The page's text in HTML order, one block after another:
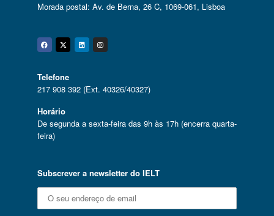
Morada postal: Av. de Berna, 26 C, 1069-061, Lisboa
Facebook
Twitter
Linkedin
Instagram
Telefone
217 908 392 (Ext. 40326/40327)
Horário
De segunda a sexta-feira das 9h às 17h (encerra quarta-
feira)
Subscrever a newsletter do IELT